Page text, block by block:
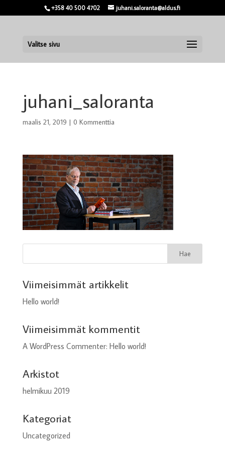
+358 40 500 4702 juhani.saloranta@aldus.fi
Valitse sivu
juhani_saloranta
maalis 21, 2019 | 0 Kommenttia
Viimeisimmät artikkelit
Hello world!
Viimeisimmät kommentit
A WordPress Commenter: Hello world!
Arkistot
helmikuu 2019
Kategoriat
Uncategorized